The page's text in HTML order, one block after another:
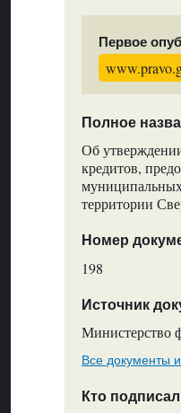
Первое
Полное
Об
кредитов,
территории
Номер
198
Источник
Министерство
Все документы
Кто подписал